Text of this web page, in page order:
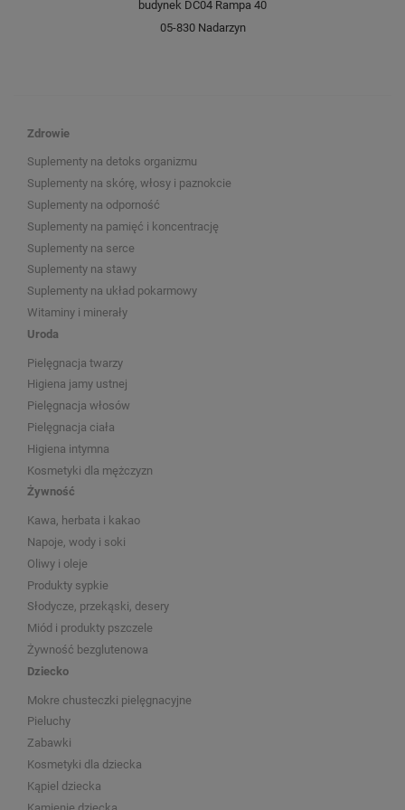
budynek DC04 Rampa 40
05-830 Nadarzyn
Zdrowie
Suplementy na detoks organizmu
Suplementy na skórę, włosy i paznokcie
Suplementy na odporność
Suplementy na pamięć i koncentrację
Suplementy na serce
Suplementy na stawy
Suplementy na układ pokarmowy
Witaminy i minerały
Uroda
Pielęgnacja twarzy
Higiena jamy ustnej
Pielęgnacja włosów
Pielęgnacja ciała
Higiena intymna
Kosmetyki dla mężczyzn
Żywność
Kawa, herbata i kakao
Napoje, wody i soki
Oliwy i oleje
Produkty sypkie
Słodycze, przekąski, desery
Miód i produkty pszczele
Żywność bezglutenowa
Dziecko
Mokre chusteczki pielęgnacyjne
Pieluchy
Zabawki
Kosmetyki dla dziecka
Kąpiel dziecka